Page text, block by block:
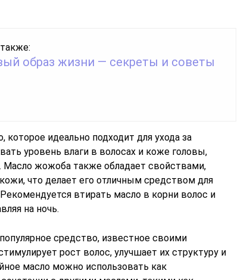
образ жизни — секреты и советы
идеально подходит для ухода за
уровень влаги в волосах и коже головы,
Масло жожоба также обладает свойствами,
что делает его отличным средством для
втирать масло в корни волос и
на ночь.
средство, известное своими
рост волос, улучшает их структуру и
масло можно использовать как